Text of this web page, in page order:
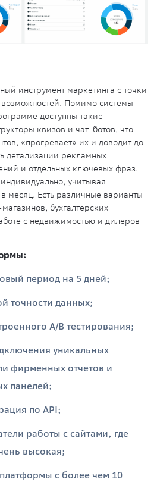
инструмент маркетинга с точки
Помимо системы
доступны такие
квизов и чат-ботов, что
«прогревает» их и доводит до
детализации рекламных
и отдельных ключевых фраз.
учитывая
месяц. Есть различные варианты
бухгалтерских
с недвижимостью и дилеров
период на 5 дней;
точности данных;
A/B тестирования;
уникальных
фирменных отчетов и
панелей;
по API;
работы с сайтами, где
высокая;
с более чем 10